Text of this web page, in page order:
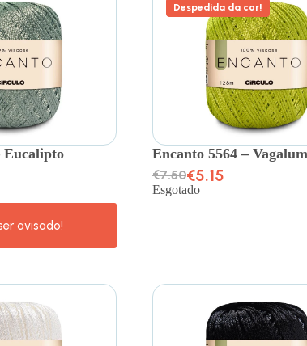
Eucalipto
Despedida da cor!
Encanto 5564 –
€7.50€5.15
Esgotado